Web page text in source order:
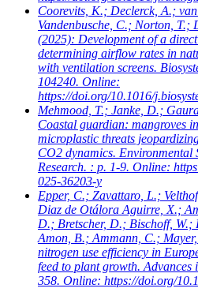
Coorevits, K.; Declerck, A.;
Vandenbusche, C.; Norton, T.;
(2025): Development of a
determining airflow rates in
with ventilation screens.
104240. Online:
https://doi.org/10.1016/
Mehmood, T.; Janke, D.;
Coastal guardian: mangroves
microplastic threats
CO2 dynamics. Environmental
Research. : p. 1-9. Online:
025-36203-y
Epper, C.; Zavattaro, L.;
Diaz de Otálora Aguirre, X.;
D.; Bretscher, D.; Bischoff,
Amon, B.; Ammann, C.;
nitrogen use efficiency in
feed to plant growth.
358. Online: https://doi.org/